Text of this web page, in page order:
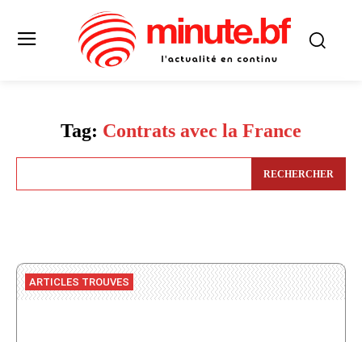
Tag: Contrats avec la France
RECHERCHER
ARTICLES TROUVES